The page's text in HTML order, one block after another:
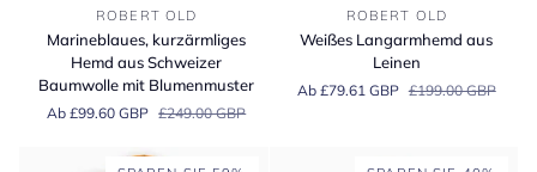
Marineblaues,
kurzärmliges
Hemd
aus
Baumwolle
Blumenmuster
ROBERT OLD
Marineblaues, kurzärmliges
Hemd aus Schweizer
Baumwolle mit Blumenmuster
Ab £99.60 GBP £249.00 GBP
Langarmhemd
ROBERT OLD
Weißes Langarmhemd aus
Leinen
Ab £79.61 GBP £199.00 GBP